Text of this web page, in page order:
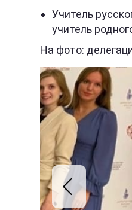
Учитель
учитель
На фото: